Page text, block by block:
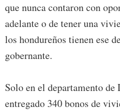
que nunca contaron con
adelante o de tener una
los hondureños tienen ese
gobernante.
Solo en el departamento de
entregado 340 bonos de